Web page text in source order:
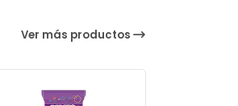
Ver más productos